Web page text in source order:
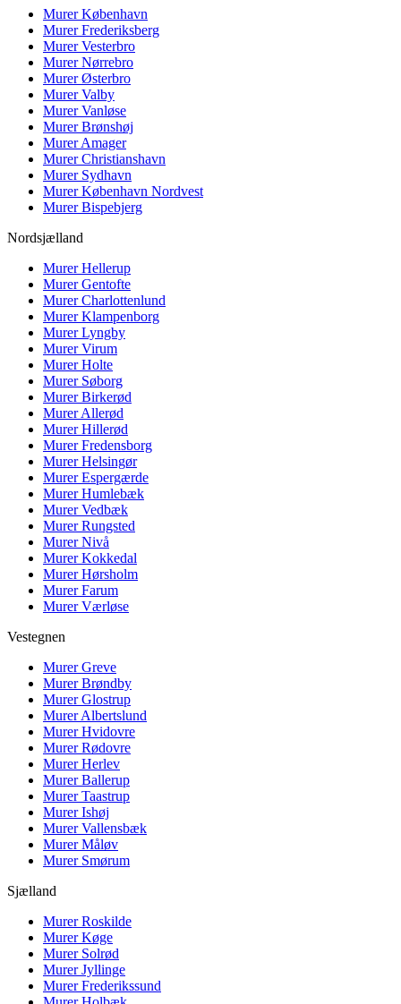
MurerKøbenhavn
MurerFrederiksberg
MurerVesterbro
MurerNørrebro
MurerØsterbro
MurerValby
MurerVanløse
MurerBrønshøj
MurerAmager
MurerChristianshavn
Murer Sydhavn
MurerKøbenhavn Nordvest
MurerBispebjerg
Nordsjælland
MurerHellerup
MurerGentofte
MurerCharlottenlund
MurerKlampenborg
MurerLyngby
MurerVirum
MurerHolte
Murer Søborg
MurerBirkerød
MurerAllerød
MurerHillerød
MurerFredensborg
MurerHelsingør
MurerEspergærde
MurerHumlebæk
MurerVedbæk
MurerRungsted
MurerNivå
MurerKokkedal
MurerHørsholm
MurerFarum
MurerVærløse
Vestegnen
MurerGreve
MurerBrøndby
MurerGlostrup
MurerAlbertslund
MurerHvidovre
MurerRødovre
MurerHerlev
MurerBallerup
MurerTaastrup
MurerIshøj
MurerVallensbæk
MurerMåløv
Murer Smørum
Sjælland
MurerRoskilde
MurerKøge
Murer Solrød
MurerJyllinge
MurerFrederikssund